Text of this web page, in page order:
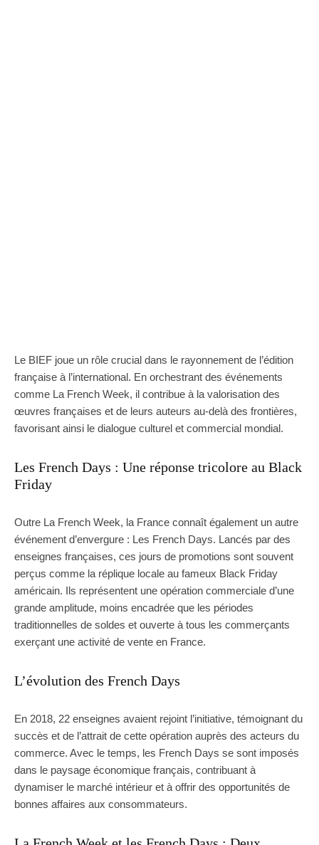
Le BIEF joue un rôle crucial dans le rayonnement de l’édition
française à l’international. En orchestrant des événements
comme La French Week, il contribue à la valorisation des
œuvres françaises et de leurs auteurs au-delà des frontières,
favorisant ainsi le dialogue culturel et commercial mondial.
Les French Days : Une réponse tricolore au Black
Friday
Outre La French Week, la France connaît également un autre
événement d’envergure : Les French Days. Lancés par des
enseignes françaises, ces jours de promotions sont souvent
perçus comme la réplique locale au fameux Black Friday
américain. Ils représentent une opération commerciale d’une
grande amplitude, moins encadrée que les périodes
traditionnelles de soldes et ouverte à tous les commerçants
exerçant une activité de vente en France.
L’évolution des French Days
En 2018, 22 enseignes avaient rejoint l’initiative, témoignant du
succès et de l’attrait de cette opération auprès des acteurs du
commerce. Avec le temps, les French Days se sont imposés
dans le paysage économique français, contribuant à
dynamiser le marché intérieur et à offrir des opportunités de
bonnes affaires aux consommateurs.